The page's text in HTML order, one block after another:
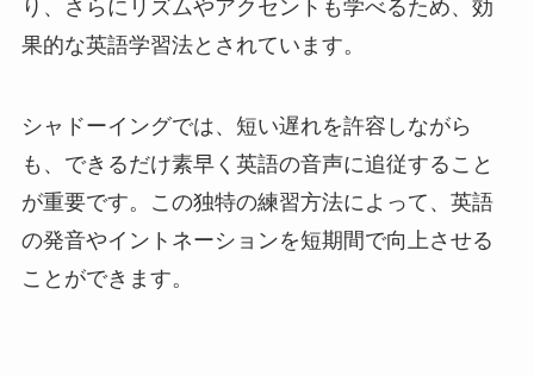
り、さらにリズムやアクセントも学べるため、効
果的な英語学習法とされています。
シャドーイングでは、短い遅れを許容しながら
も、できるだけ素早く英語の音声に追従すること
が重要です。この独特の練習方法によって、英語
の発音やイントネーションを短期間で向上させる
ことができます。